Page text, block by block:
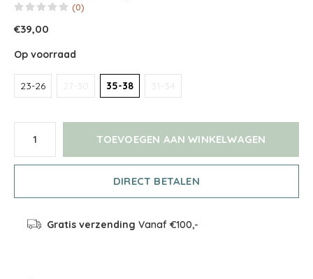
(0)
€39,00
Op voorraad
23-26 27-30 35-38 31-34
TOEVOEGEN AAN WINKELWAGEN
DIRECT BETALEN
Gratis verzending Vanaf €100,-